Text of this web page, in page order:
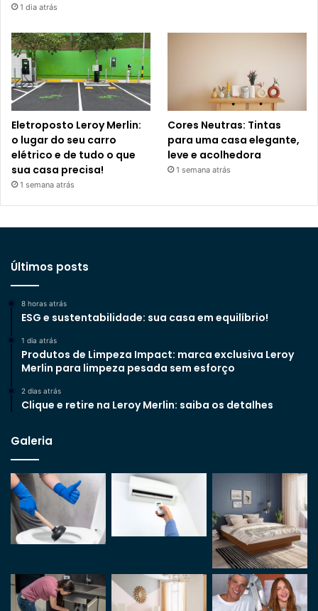
1 dia atrás
Eletroposto Leroy Merlin:
o lugar do seu carro
elétrico e de tudo o que
sua casa precisa!
1 semana atrás
Cores Neutras: Tintas
para uma casa elegante,
leve e acolhedora
1 semana atrás
Últimos posts
8 horas atrás
ESG e sustentabilidade: sua casa em equilíbrio!
1 dia atrás
Produtos de Limpeza Impact: marca exclusiva Leroy
Merlin para limpeza pesada sem esforço
2 dias atrás
Clique e retire na Leroy Merlin: saiba os detalhes
Galeria